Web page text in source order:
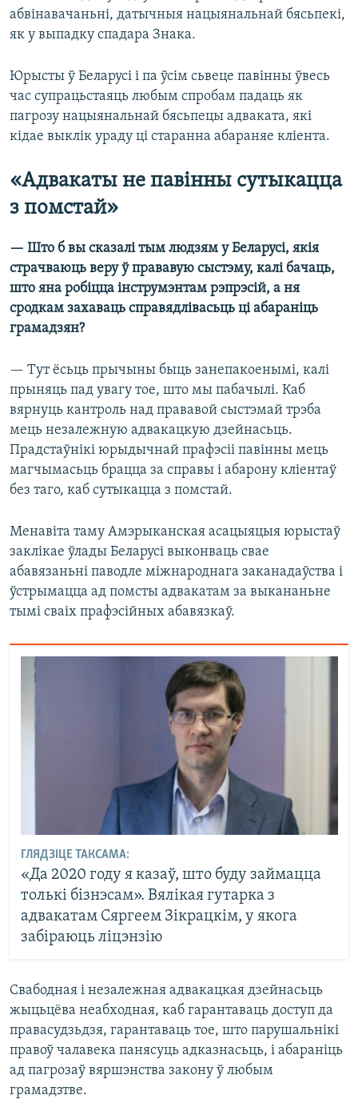
абвінавачаньні, датычныя нацыянальнай бясьпекі,
як у выпадку спадара Знака.
Юрысты ў Беларусі і па ўсім сьвеце павінны ўвесь
час супрацьстаяць любым спробам падаць як
пагрозу нацыянальнай бясьпецы адваката, які
кідае выклік ураду ці старанна абараняе кліента.
«Адвакаты не павінны сутыкацца
з помстай»
— Што б вы сказалі тым людзям у Беларусі, якія
страчваюць веру ў прававую сыстэму, калі бачаць,
што яна робіцца інструмэнтам рэпрэсій, а ня
сродкам захаваць справядлівасьць ці абараніць
грамадзян?
— Тут ёсьць прычыны быць занепакоенымі, калі
прыняць пад увагу тое, што мы пабачылі. Каб
вярнуць кантроль над прававой сыстэмай трэба
мець незалежную адвакацкую дзейнасьць.
Прадстаўнікі юрыдычнай прафэсіі павінны мець
магчымасьць брацца за справы і абарону кліентаў
без таго, каб сутыкацца з помстай.
Менавіта таму Амэрыканская асацыяцыя юрыстаў
заклікае ўлады Беларусі выконваць свае
абавязаньні паводле міжнароднага заканадаўства і
ўстрымацца ад помсты адвакатам за выкананьне
тымі сваіх прафэсійных абавязкаў.
ГЛЯДЗІЦЕ ТАКСАМА:
«Да 2020 году я казаў, што буду займацца
толькі бізнэсам». Вялікая гутарка з
адвакатам Сяргеем Зікрацкім, у якога
забіраюць ліцэнзію
Свабодная і незалежная адвакацкая дзейнасьць
жыцьцёва неабходная, каб гарантаваць доступ да
правасудзьдзя, гарантаваць тое, што парушальнікі
правоў чалавека панясуць адказнасьць, і абараніць
ад пагрозаў вяршэнства закону ў любым
грамадзтве.